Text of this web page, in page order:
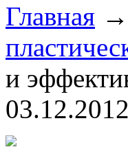
Главная →
и